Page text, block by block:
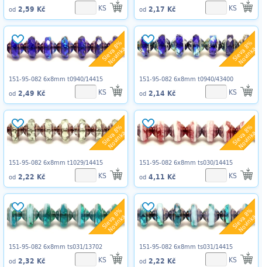
od 2,59 Kč KS
od 2,17 Kč KS
Sleva 8%
Novinka
151-95-082 6x8mm t0940/14415
od 2,49 Kč KS
Sleva 8%
Novinka
151-95-082 6x8mm t0940/43400
od 2,14 Kč KS
Sleva 8%
Novinka
151-95-082 6x8mm t1029/14415
od 2,22 Kč KS
Sleva 8%
Novinka
151-95-082 6x8mm ts030/14415
od 4,11 Kč KS
Sleva 8%
Novinka
151-95-082 6x8mm ts031/13702
od 2,32 Kč KS
Sleva 8%
Novinka
151-95-082 6x8mm ts031/14415
od 2,22 Kč KS